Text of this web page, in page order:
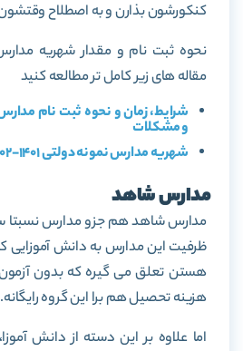
کنکورشون بذارن و به اصطلاح
نحوه ثبت نام و مقدار شهریه
مقاله های زیر کامل تر مطالعه کنید
شرایط، زمان و نحوه ثبت نام
و مشکلات
شهریه مدارس نمونه دولتی 1401-1402 + نحوه پرداخت
مدارس شاهد
ظرفیت این مدارس به دانش آموزایی که
هستن تعلق می گیره که بدون
هزینه تحصیل هم برا این گروه رایگانه.